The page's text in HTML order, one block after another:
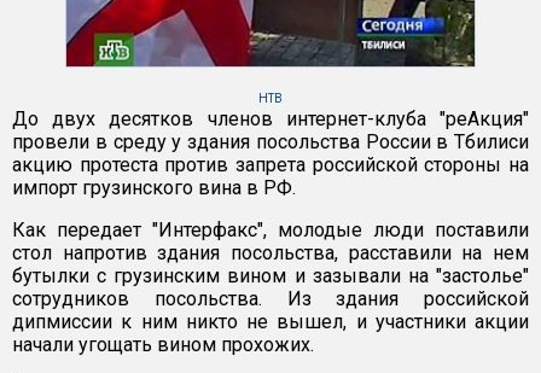
НТВ
До двух десятков членов интернет-клуба "реАкция"
провели в среду у здания посольства России в Тбилиси
акцию протеста против запрета российской стороны на
импорт грузинского вина в РФ.
Как передает "Интерфакс", молодые люди поставили
стол напротив здания посольства, расставили на нем
бутылки с грузинским вином и зазывали на "застолье"
сотрудников посольства. Из здания российской
дипмиссии к ним никто не вышел, и участники акции
начали угощать вином прохожих.